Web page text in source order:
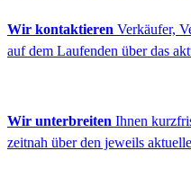
Wir kontaktieren Verkäufer,
auf dem Laufenden über das
Wir unterbreiten Ihnen
zeitnah über den jeweils